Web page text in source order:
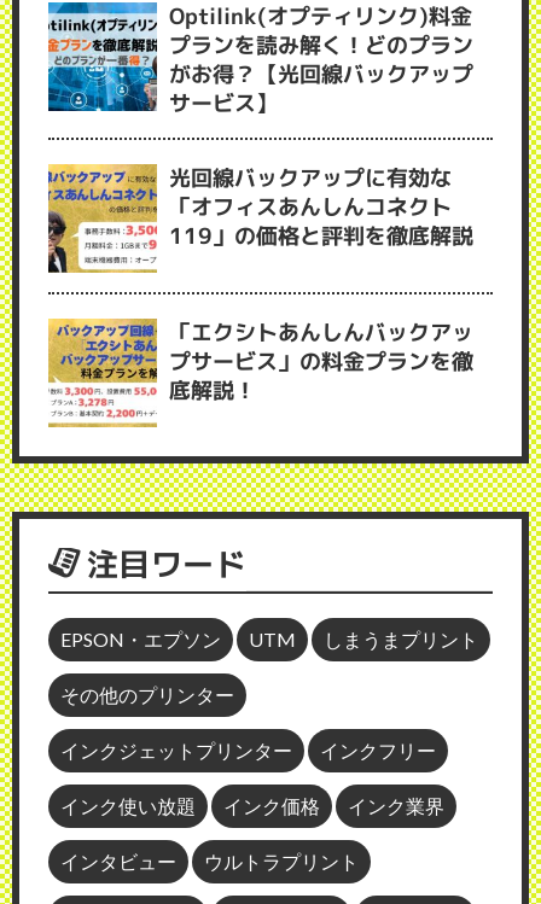
Optilink(オプティリンク)料金
プランを読み解く！どのプラン
がお得？【光回線バックアップ
サービス】
光回線バックアップに有効な
「オフィスあんしんコネクト
119」の価格と評判を徹底解説
「エクシトあんしんバックアッ
プサービス」の料金プランを徹
底解説！
注目ワード
EPSON・エプソン UTM しまうまプリント
その他のプリンター
インクジェットプリンター インクフリー
インク使い放題 インク価格 インク業界
インタビュー ウルトラプリント